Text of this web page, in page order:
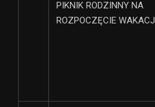
PIKNIK RODZINNY NA
ROZPOCZĘCIE WAKACJI